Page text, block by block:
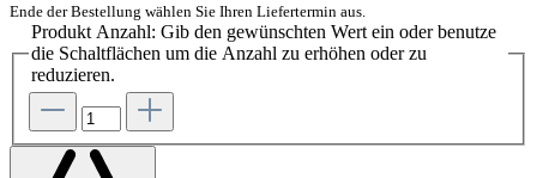
Ende der Bestellung wählen Sie Ihren Liefertermin aus.
Produkt Anzahl: Gib den gewünschten Wert ein oder benutze
die Schaltflächen um die Anzahl zu erhöhen oder zu
reduzieren.